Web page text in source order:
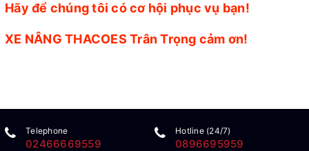
Hãy để chúng tôi có cơ hội phục vụ bạn!
XE NÂNG THACOES Trân Trọng cảm ơn!
Telephone
02466669559
Hotline (24/7)
0896695959